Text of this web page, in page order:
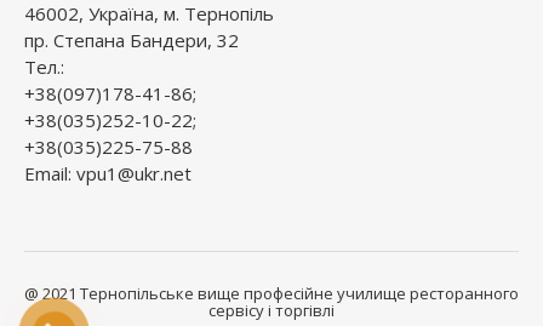
46002, Україна, м. Тернопіль
пр. Степана Бандери, 32
Тел.:
+38(097)178-41-86;
+38(035)252-10-22;
+38(035)225-75-88
Email: vpu1@ukr.net
@ 2021 Тернопільське вище професійне училище ресторанного
сервісу і торгівлі